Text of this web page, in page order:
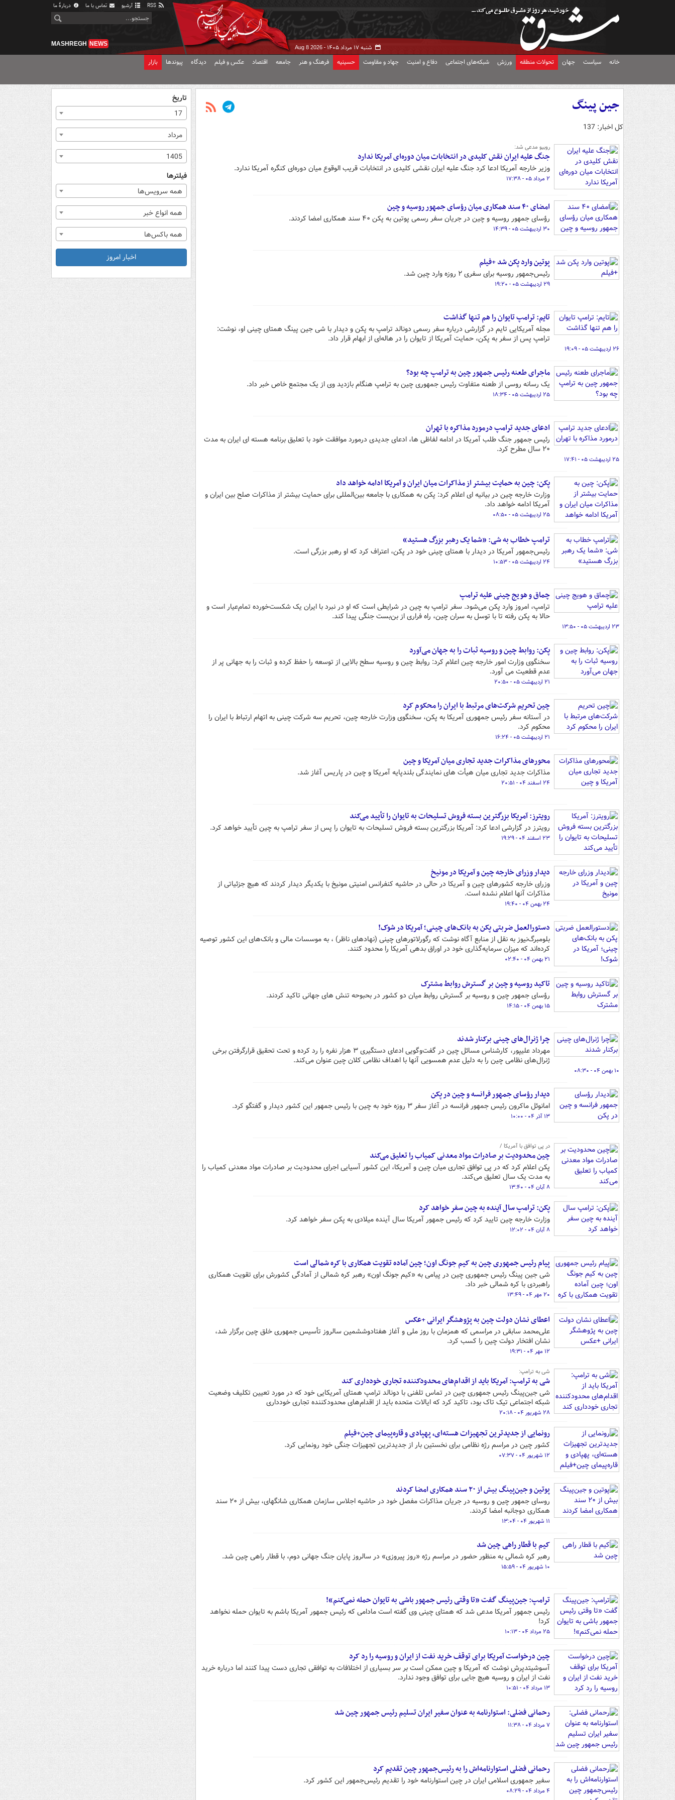
آرشیو تماس با ما دربارهٔ ما
شنبه ۱۷ مرداد ۱۴۰۵ - Aug 8 2026
MASHREGH NEWS
خانه سیاست جهان تحولات منطقه ورزش شبکه‌های اجتماعی دفاع و امنیت جهاد و مقاومت حسینیه فرهنگ و هنر جامعه اقتصاد عکس و فیلم دیدگاه پیوندها بازار
جین پینگ
کل اخبار: 137
روبیو مدعی شد:
جنگ علیه ایران نقش کلیدی در انتخابات میان دوره‌ای آمریکا ندارد
وزیر خارجه آمریکا ادعا کرد جنگ علیه ایران نقشی کلیدی در انتخابات قریب الوقوع میان دوره‌ای کنگره آمریکا ندارد.
۲ مرداد ۰۵ - ۱۷:۳۸
امضای ۴۰ سند همکاری میان رؤسای جمهور روسیه و چین
رؤسای جمهور روسیه و چین در جریان سفر رسمی پوتین به پکن ۴۰ سند همکاری امضا کردند.
۳۰ اردیبهشت ۰۵ - ۱۴:۳۹
پوتین وارد پکن شد +فیلم
رئیس‌جمهور روسیه برای سفری ۲ روزه وارد چین شد.
۲۹ اردیبهشت ۰۵ - ۱۹:۲۰
تایم: ترامپ تایوان را هم تنها گذاشت
مجله آمریکایی تایم در گزارشی درباره سفر رسمی دونالد ترامپ به پکن و دیدار با شی جین پینگ همتای چینی او، نوشت:
ترامپ پس از سفر به پکن، حمایت آمریکا از تایوان را در هاله‌ای از ابهام قرار داد.
۲۶ اردیبهشت ۰۵ - ۱۹:۰۹
ماجرای طعنه رئیس جمهور چین به ترامپ چه بود؟
یک رسانه روسی از طعنه متفاوت رئیس جمهوری چین به ترامپ هنگام بازدید وی از یک مجتمع خاص خبر داد.
۲۵ اردیبهشت ۰۵ - ۱۸:۳۴
ادعای جدید ترامپ درمورد مذاکره با تهران
رئیس جمهور جنگ طلب آمریکا در ادامه لفاظی ها، ادعای جدیدی درمورد موافقت خود با تعلیق برنامه هسته ای ایران به مدت
۲۰ سال مطرح کرد.
۲۵ اردیبهشت ۰۵ - ۱۷:۴۱
پکن: چین به حمایت بیشتر از مذاکرات میان ایران و آمریکا ادامه خواهد داد
وزارت خارجه چین در بیانیه ای اعلام کرد: پکن به همکاری با جامعه بین‌المللی برای حمایت بیشتر از مذاکرات صلح بین ایران و
آمریکا ادامه خواهد داد.
۲۵ اردیبهشت ۰۵ - ۰۸:۵۰
ترامپ خطاب به شی: «شما یک رهبر بزرگ هستید»
رئیس‌جمهور آمریکا در دیدار با همتای چینی خود در پکن، اعتراف کرد که او رهبر بزرگی است.
۲۴ اردیبهشت ۰۵ - ۱۰:۵۳
چماق و هویج چینی علیه ترامپ
ترامپ، امروز وارد پکن می‌شود. سفر ترامپ به چین در شرایطی است که او در نبرد با ایران یک شکست‌خورده تمام‌عیار است و
حالا به پکن رفته تا با توسل به سران چین، راه فراری از بن‌بست جنگی پیدا کند.
۲۳ اردیبهشت ۰۵ - ۱۳:۵۰
پکن: روابط چین و روسیه ثبات را به جهان می‌آورد
سخنگوی وزارت امور خارجه چین اعلام کرد: روابط چین و روسیه سطح بالایی از توسعه را حفظ کرده و ثبات را به جهانی پر از
عدم قطعیت می آورد.
۲۱ اردیبهشت ۰۵ - ۲۰:۵۰
چین تحریم شرکت‌های مرتبط با ایران را محکوم کرد
در آستانه سفر رئیس جمهوری آمریکا به پکن، سخنگوی وزارت خارجه چین، تحریم سه شرکت چینی به اتهام ارتباط با ایران را
محکوم کرد.
۲۱ اردیبهشت ۰۵ - ۱۶:۲۴
محورهای مذاکرات جدید تجاری میان آمریکا و چین
مذاکرات جدید تجاری میان هیأت های نمایندگی بلندپایه آمریکا و چین در پاریس آغاز شد.
۲۴ اسفند ۰۴ - ۲۰:۵۱
رویترز: آمریکا بزرگترین بسته فروش تسلیحات به تایوان را تأیید می‌کند
رویترز در گزارشی ادعا کرد: آمریکا بزرگترین بسته فروش تسلیحات به تایوان را پس از سفر ترامپ به چین تأیید خواهد کرد.
۲۳ اسفند ۰۴ - ۱۹:۲۹
دیدار وزرای خارجه چین و آمریکا در مونیخ
وزرای خارجه کشورهای چین و آمریکا در حالی در حاشیه کنفرانس امنیتی مونیخ با یکدیگر دیدار کردند که هیچ جزئیاتی از
مذاکرات آنها اعلام نشده است.
۲۴ بهمن ۰۴ - ۱۹:۴۰
دستورالعمل ضربتی پکن به بانک‌های چینی؛ آمریکا در شوک!
بلومبرگ‌نیوز به نقل از منابع آگاه نوشت که رگورلاتورهای چینی (نهادهای ناظر) ، به موسسات مالی و بانک‌های این کشور توصیه
کرده‌اند که میزان سرمایه‌گذاری خود در اوراق بدهی آمریکا را محدود کنند.
۲۱ بهمن ۰۴ - ۰۲:۴۰
تاکید روسیه و چین بر گسترش روابط مشترک
رؤسای جمهور چین و روسیه بر گسترش روابط میان دو کشور در بحبوحه تنش های جهانی تاکید کردند.
۱۵ بهمن ۰۴ - ۱۴:۱۵
چرا ژنرال‌های چینی برکنار شدند
مهرداد علیپور، کارشناس مسائل چین در گفت‌وگویی ادعای دستگیری ۳ هزار نفره را رد کرده و تحت تحقیق قرارگرفتن برخی
ژنرال‌های نظامی چین را به دلیل عدم همسویی آنها با اهداف نظامی کلان چین عنوان می‌کند.
۱۰ بهمن ۰۴ - ۰۸:۳۰
دیدار رؤسای جمهور فرانسه و چین در پکن
امانوئل ماکرون رئیس جمهور فرانسه در آغاز سفر ۳ روزه خود به چین با رئیس جمهور این کشور دیدار و گفتگو کرد.
۱۳ آذر ۰۴ - ۱۰:۰۰
در پی توافق با آمریکا /
چین محدودیت بر صادرات مواد معدنی کمیاب را تعلیق می‌کند
پکن اعلام کرد که در پی توافق تجاری میان چین و آمریکا، این کشور آسیایی اجرای محدودیت بر صادرات مواد معدنی کمیاب را
به مدت یک سال تعلیق می‌کند.
۸ آبان ۰۴ - ۱۳:۴۰
پکن: ترامپ سال آینده به چین سفر خواهد کرد
وزارت خارجه چین تایید کرد که رئیس جمهور آمریکا سال آینده میلادی به پکن سفر خواهد کرد.
۸ آبان ۰۴ - ۱۲:۰۲
پیام رئیس جمهوری چین به کیم جونگ اون؛ چین آماده تقویت همکاری با کره شمالی است
شی جین پینگ رئیس جمهوری چین در پیامی به «کیم جونگ اون» رهبر کره شمالی از آمادگی کشورش برای تقویت همکاری
راهبردی با کره شمالی خبر داد.
۲۰ مهر ۰۴ - ۱۳:۴۹
اعطای نشان دولت چین به پژوهشگر ایرانی +عکس
علی‌محمد سابقی در مراسمی که همزمان با روز ملی و آغاز هفتادوششمین سالروز تأسیس جمهوری خلق چین برگزار شد،
نشان افتخار دولت چین را کسب کرد.
۱۲ مهر ۰۴ - ۱۹:۳۱
شی به ترامپ:
شی به ترامپ: آمریکا باید از اقدام‌های محدودکننده تجاری خودداری کند
شی جین‌پینگ رئیس جمهوری چین در تماس تلفنی با دونالد ترامپ همتای آمریکایی خود که در مورد تعیین تکلیف وضعیت
شبکه اجتماعی تیک تاک بود، تاکید کرد که ایالات متحده باید از اقدام‌های محدودکننده تجاری خودداری
۲۸ شهریور ۰۴ - ۲۰:۱۸
رونمایی از جدیدترین تجهیزات هسته‌ای، پهپادی و قاره‌پیمای چین+فیلم
کشور چین در مراسم رژه نظامی برای نخستین بار از جدیدترین تجهیزات جنگی خود رونمایی کرد.
۱۲ شهریور ۰۴ - ۰۷:۳۷
پوتین و جین‌پینگ بیش از ۲۰ سند همکاری امضا کردند
روسای جمهور چین و روسیه در جریان مذاکرات مفصل خود در حاشیه اجلاس سازمان همکاری شانگهای، بیش از ۲۰ سند
همکاری دوجانبه امضا کردند.
۱۱ شهریور ۰۴ - ۱۳:۰۴
کیم با قطار راهی چین شد
رهبر کره شمالی به منظور حضور در مراسم رژه «روز پیروزی» در سالروز پایان جنگ جهانی دوم، با قطار راهی چین شد.
۱۰ شهریور ۰۴ - ۱۵:۵۹
ترامپ: جین‌پینگ گفت «تا وقتی رئیس جمهور باشی به تایوان حمله نمی‌کنم»!
رئیس جمهور آمریکا مدعی شد که همتای چینی وی گفته است مادامی که رئیس جمهور آمریکا باشم به تایوان حمله نخواهد
کرد!
۲۵ مرداد ۰۴ - ۱۰:۱۳
چین درخواست آمریکا برای توقف خرید نفت از ایران و روسیه را رد کرد
آسوشیتدپرش نوشت که آمریکا و چین ممکن است بر سر بسیاری از اختلافات به توافقی تجاری دست پیدا کنند اما درباره خرید
نفت از ایران و روسیه هیچ جایی برای توافق وجود ندارد.
۱۳ مرداد ۰۴ - ۱۰:۵۱
رحمانی فضلی: استوارنامه به عنوان سفیر ایران تسلیم رئیس جمهور چین شد
۷ مرداد ۰۴ - ۱۱:۳۸
رحمانی فضلی استوارنامه‌اش را به رئیس‌جمهور چین تقدیم کرد
سفیر جمهوری اسلامی ایران در چین استوارنامه خود را تقدیم رئیس‌جمهور این کشور کرد.
۴ مرداد ۰۴ - ۰۸:۲۹
تاریخ
17
مرداد
1405
فیلترها
همه سرویس‌ها
همه انواع خبر
همه باکس‌ها
اخبار امروز